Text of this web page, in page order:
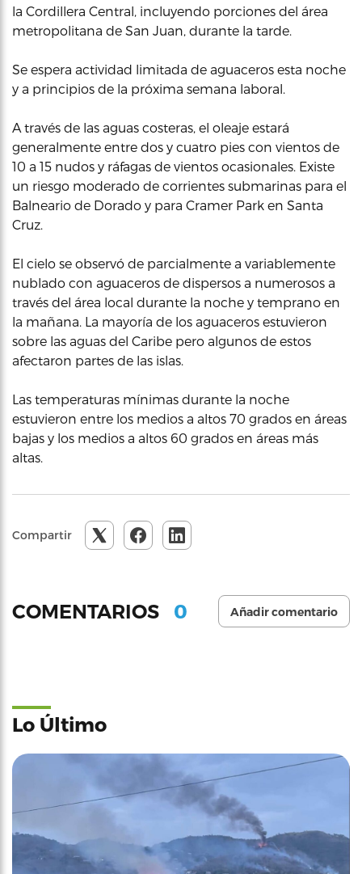
la Cordillera Central, incluyendo porciones del área
metropolitana de San Juan, durante la tarde.
Se espera actividad limitada de aguaceros esta noche
y a principios de la próxima semana laboral.
A través de las aguas costeras, el oleaje estará
generalmente entre dos y cuatro pies con vientos de
10 a 15 nudos y ráfagas de vientos ocasionales. Existe
un riesgo moderado de corrientes submarinas para el
Balneario de Dorado y para Cramer Park en Santa
Cruz.
El cielo se observó de parcialmente a variablemente
nublado con aguaceros de dispersos a numerosos a
través del área local durante la noche y temprano en
la mañana. La mayoría de los aguaceros estuvieron
sobre las aguas del Caribe pero algunos de estos
afectaron partes de las islas.
Las temperaturas mínimas durante la noche
estuvieron entre los medios a altos 70 grados en áreas
bajas y los medios a altos 60 grados en áreas más
altas.
Compartir
COMENTARIOS 0 Añadir comentario
Lo Último